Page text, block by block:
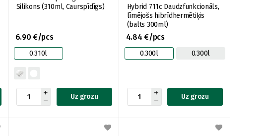
Silikons (310ml, Caurspīdīgs)
6.90 €/pcs
0.310l
Uz grozu
Hybrid 711c Daudzfunkcionāls,
līmējošs hibrīdhermētiķis
(balts 300ml)
4.84 €/pcs
0.300l 0.300l
Uz grozu